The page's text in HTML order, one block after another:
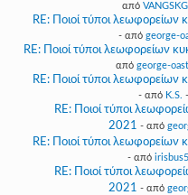
από VANGSKG
RE: Ποιοί τύποι
- από george-
RE: Ποιοί τύποι λεωφορείων
από george-
RE: Ποιοί τύποι
- από K.S.
RE: Ποιοί τύποι
2021 - από
RE: Ποιοί τύποι
- από
RE: Ποιοί τύποι
2021 - από